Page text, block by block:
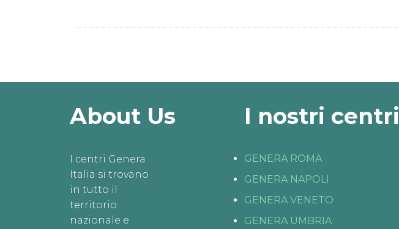
About Us
I centri Genera
Italia si trovano
in tutto il
territorio
nazionale e
I nostri centri
GENERA ROMA
GENERA NAPOLI
GENERA VENETO
GENERA UMBRIA